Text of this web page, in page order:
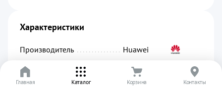
Характеристики
Производитель
Huawei
Артикул
00892
Главная Каталог Корзина Контакты